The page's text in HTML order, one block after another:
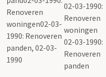
02-03-1990:
Renoveren
woningen
02-03-1990:
Renoveren
panden